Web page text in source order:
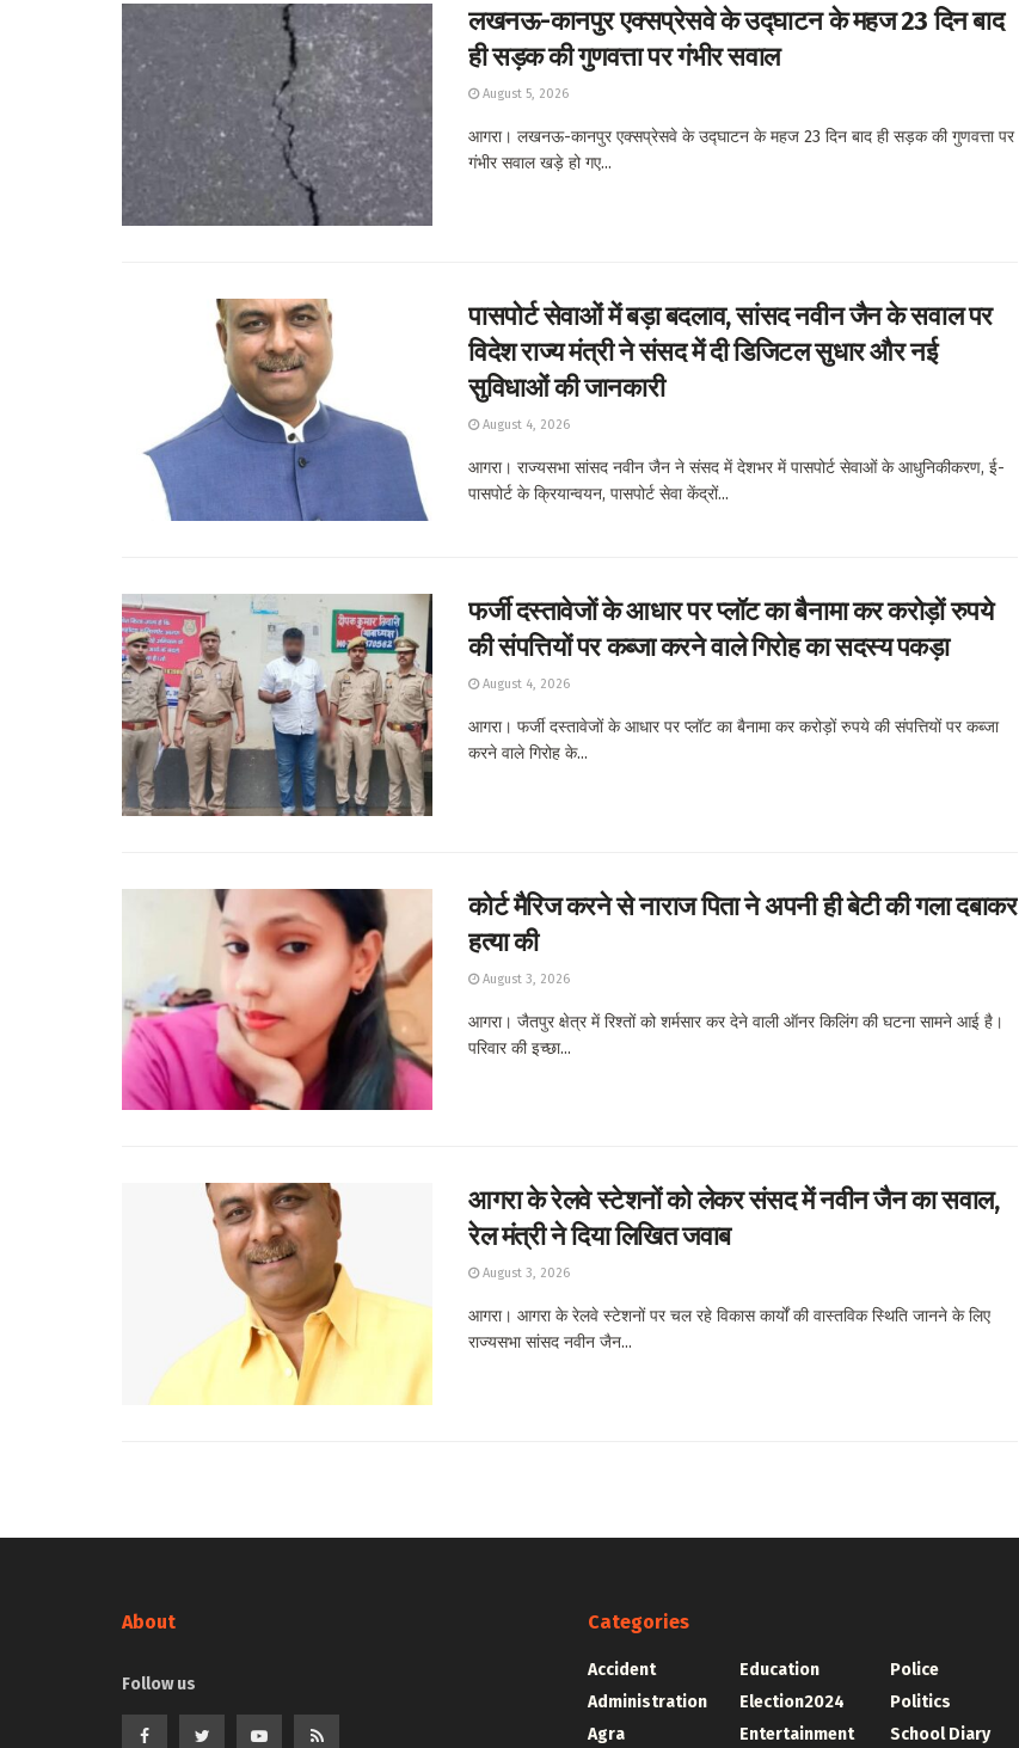
लखनऊ-कानपुर एक्सप्रेसवे के उद्घाटन के महज 23 दिन बाद
ही सड़क की गुणवत्ता पर गंभीर सवाल
August 5, 2026
आगरा। लखनऊ-कानपुर एक्सप्रेसवे के उद्घाटन के महज 23 दिन बाद ही सड़क की गुणवत्ता पर
गंभीर सवाल खड़े हो गए...
पासपोर्ट सेवाओं में बड़ा बदलाव, सांसद नवीन जैन के सवाल पर
विदेश राज्य मंत्री ने संसद में दी डिजिटल सुधार और नई
सुविधाओं की जानकारी
August 4, 2026
आगरा। राज्यसभा सांसद नवीन जैन ने संसद में देशभर में पासपोर्ट सेवाओं के आधुनिकीकरण, ई-
पासपोर्ट के क्रियान्वयन, पासपोर्ट सेवा केंद्रों...
फर्जी दस्तावेजों के आधार पर प्लॉट का बैनामा कर करोड़ों रुपये
की संपत्तियों पर कब्जा करने वाले गिरोह का सदस्य पकड़ा
August 4, 2026
आगरा। फर्जी दस्तावेजों के आधार पर प्लॉट का बैनामा कर करोड़ों रुपये की संपत्तियों पर कब्जा
करने वाले गिरोह के...
कोर्ट मैरिज करने से नाराज पिता ने अपनी ही बेटी की गला दबाकर
हत्या की
August 3, 2026
आगरा। जैतपुर क्षेत्र में रिश्तों को शर्मसार कर देने वाली ऑनर किलिंग की घटना सामने आई है।
परिवार की इच्छा...
आगरा के रेलवे स्टेशनों को लेकर संसद में नवीन जैन का सवाल,
रेल मंत्री ने दिया लिखित जवाब
August 3, 2026
आगरा। आगरा के रेलवे स्टेशनों पर चल रहे विकास कार्यों की वास्तविक स्थिति जानने के लिए
राज्यसभा सांसद नवीन जैन...
About
Follow us
Categories
Accident
Administration
Agra
Education
Election2024
Entertainment
Police
Politics
School Diary